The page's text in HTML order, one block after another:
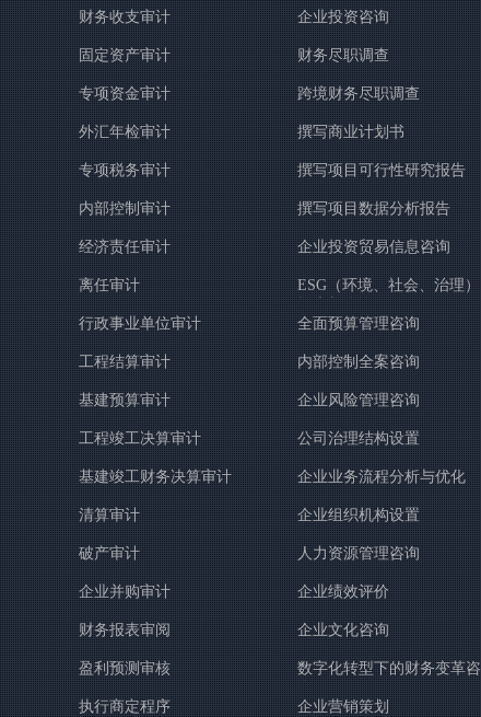
财务收支审计
固定资产审计
专项资金审计
外汇年检审计
专项税务审计
内部控制审计
经济责任审计
离任审计
行政事业单位审计
工程结算审计
基建预算审计
工程竣工决算审计
基建竣工财务决算审计
清算审计
破产审计
企业并购审计
财务报表审阅
盈利预测审核
执行商定程序
企业投资咨询
财务尽职调查
跨境财务尽职调查
撰写商业计划书
撰写项目可行性研究报告
撰写项目数据分析报告
企业投资贸易信息咨询
ESG（环境、社会、治理）
报告与咨询
全面预算管理咨询
内部控制全案咨询
企业风险管理咨询
公司治理结构设置
企业业务流程分析与优化
企业组织机构设置
人力资源管理咨询
企业绩效评价
企业文化咨询
数字化转型下的财务变革咨
询
企业营销策划